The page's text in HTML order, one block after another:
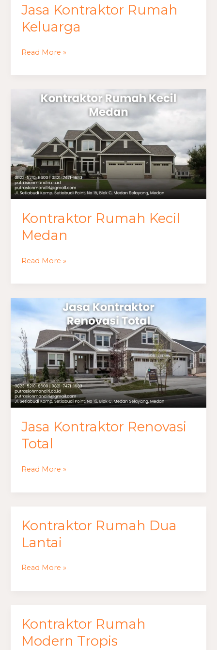
Jasa Kontraktor Rumah
Keluarga
Read More »
Kontraktor Rumah Kecil
Medan
Kontraktor
Read More »
Jasa Kontraktor Renovasi
Total
Jasa
Kontraktor
Renovasi
Total
Read More »
Kontraktor Rumah Dua
Lantai
Rumah
Dua
Read More »
Kontraktor Rumah
Modern Tropis
Rumah
Modern